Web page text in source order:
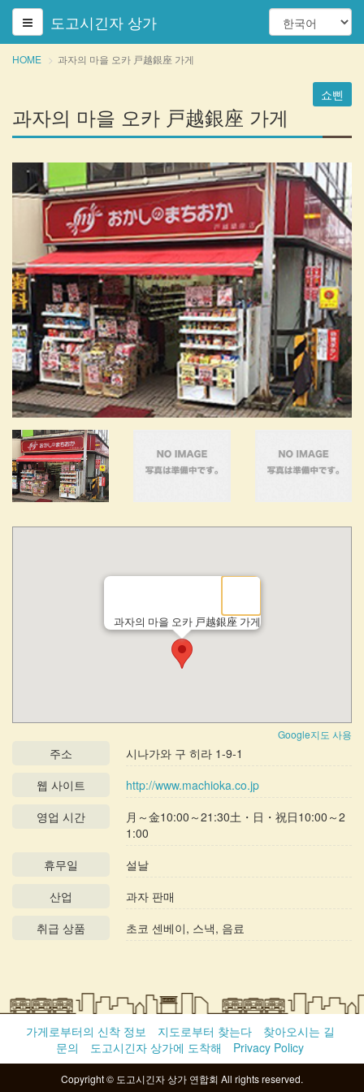
도고시긴자 상가
HOME 과자의 마을 오카 戸越銀座 가게
쇼삔
과자의 마을 오카 戸越銀座 가게
과자의 마을 오카 戸越銀座 가게
Google지도 사용
주소
시나가와 구 히라 1-9-1
웹 사이트
http://www.machioka.co.jp
영업 시간
月～金10:00～21:30土・日・祝日10:00～2
1:00
휴무일
설날
산업
과자 판매
취급 상품
초코 센베이, 스낵, 음료
가게로부터의 신착 정보 지도로부터 찾는다
찾아오시는 길
문의
도고시긴자 상가에 도착해 Privacy Policy
Copyright © 도고시긴자 상가 연합회 All rights reserved.